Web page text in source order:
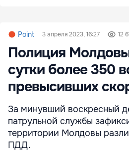
Point 3 апреля 2023, 16:27 12
Полиция
сутки более 350
превысивших
За минувший воскресный
патрульной службы
территории Молдовы
ПДД.